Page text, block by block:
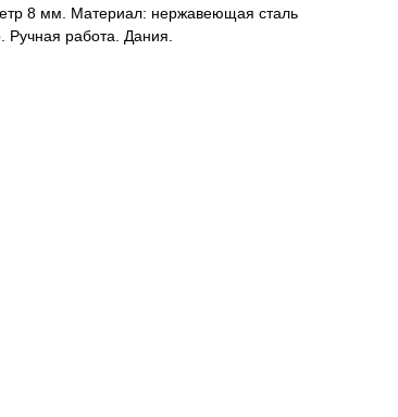
8 мм. Материал: нержавеющая сталь
Ручная работа. Дания.